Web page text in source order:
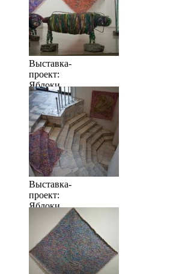
Выставка-
проект:
Яблоки
когда их
много
Выставка-
проект:
Яблоки
когда их
много